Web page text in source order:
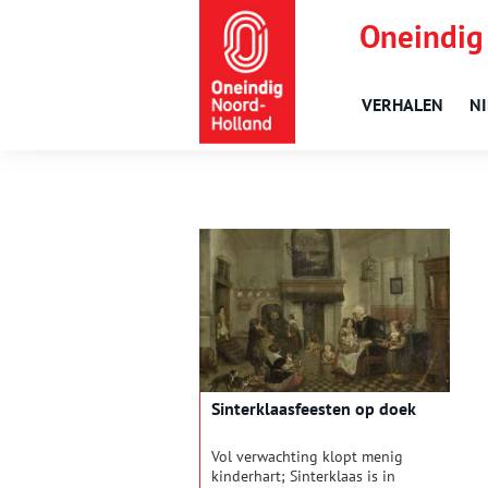
VERHALEN
Sinterklaasfeesten op doek
Vol verwachting klopt menig
kinderhart; Sinterklaas is in